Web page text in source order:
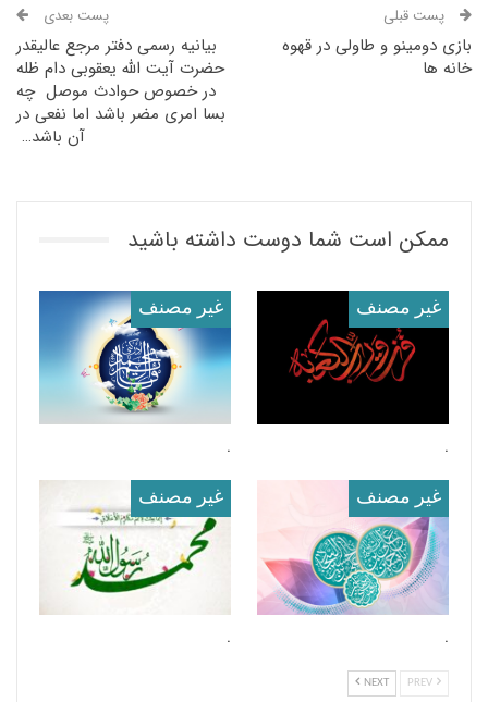
پست قبلی
بازی دومینو و طاولی در قهوه
خانه ها
پست بعدی
بیانیه رسمی دفتر مرجع عالیقدر
حضرت آیت الله یعقوبی ‏دام ظله
در خصوص حوادث موصل ‏ چه
بسا امری مضر باشد اما نفعی در
آن باشد… ‏
ممکن است شما دوست داشته باشید
غير مصنف
.
غير مصنف
.
غير مصنف
.
غير مصنف
.
NEXT